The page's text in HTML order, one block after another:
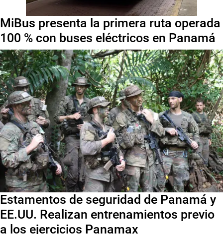
MiBus presenta la primera ruta operada
100 % con buses eléctricos en Panamá
Estamentos de seguridad de Panamá y
EE.UU. Realizan entrenamientos previo
a los ejercicios Panamax